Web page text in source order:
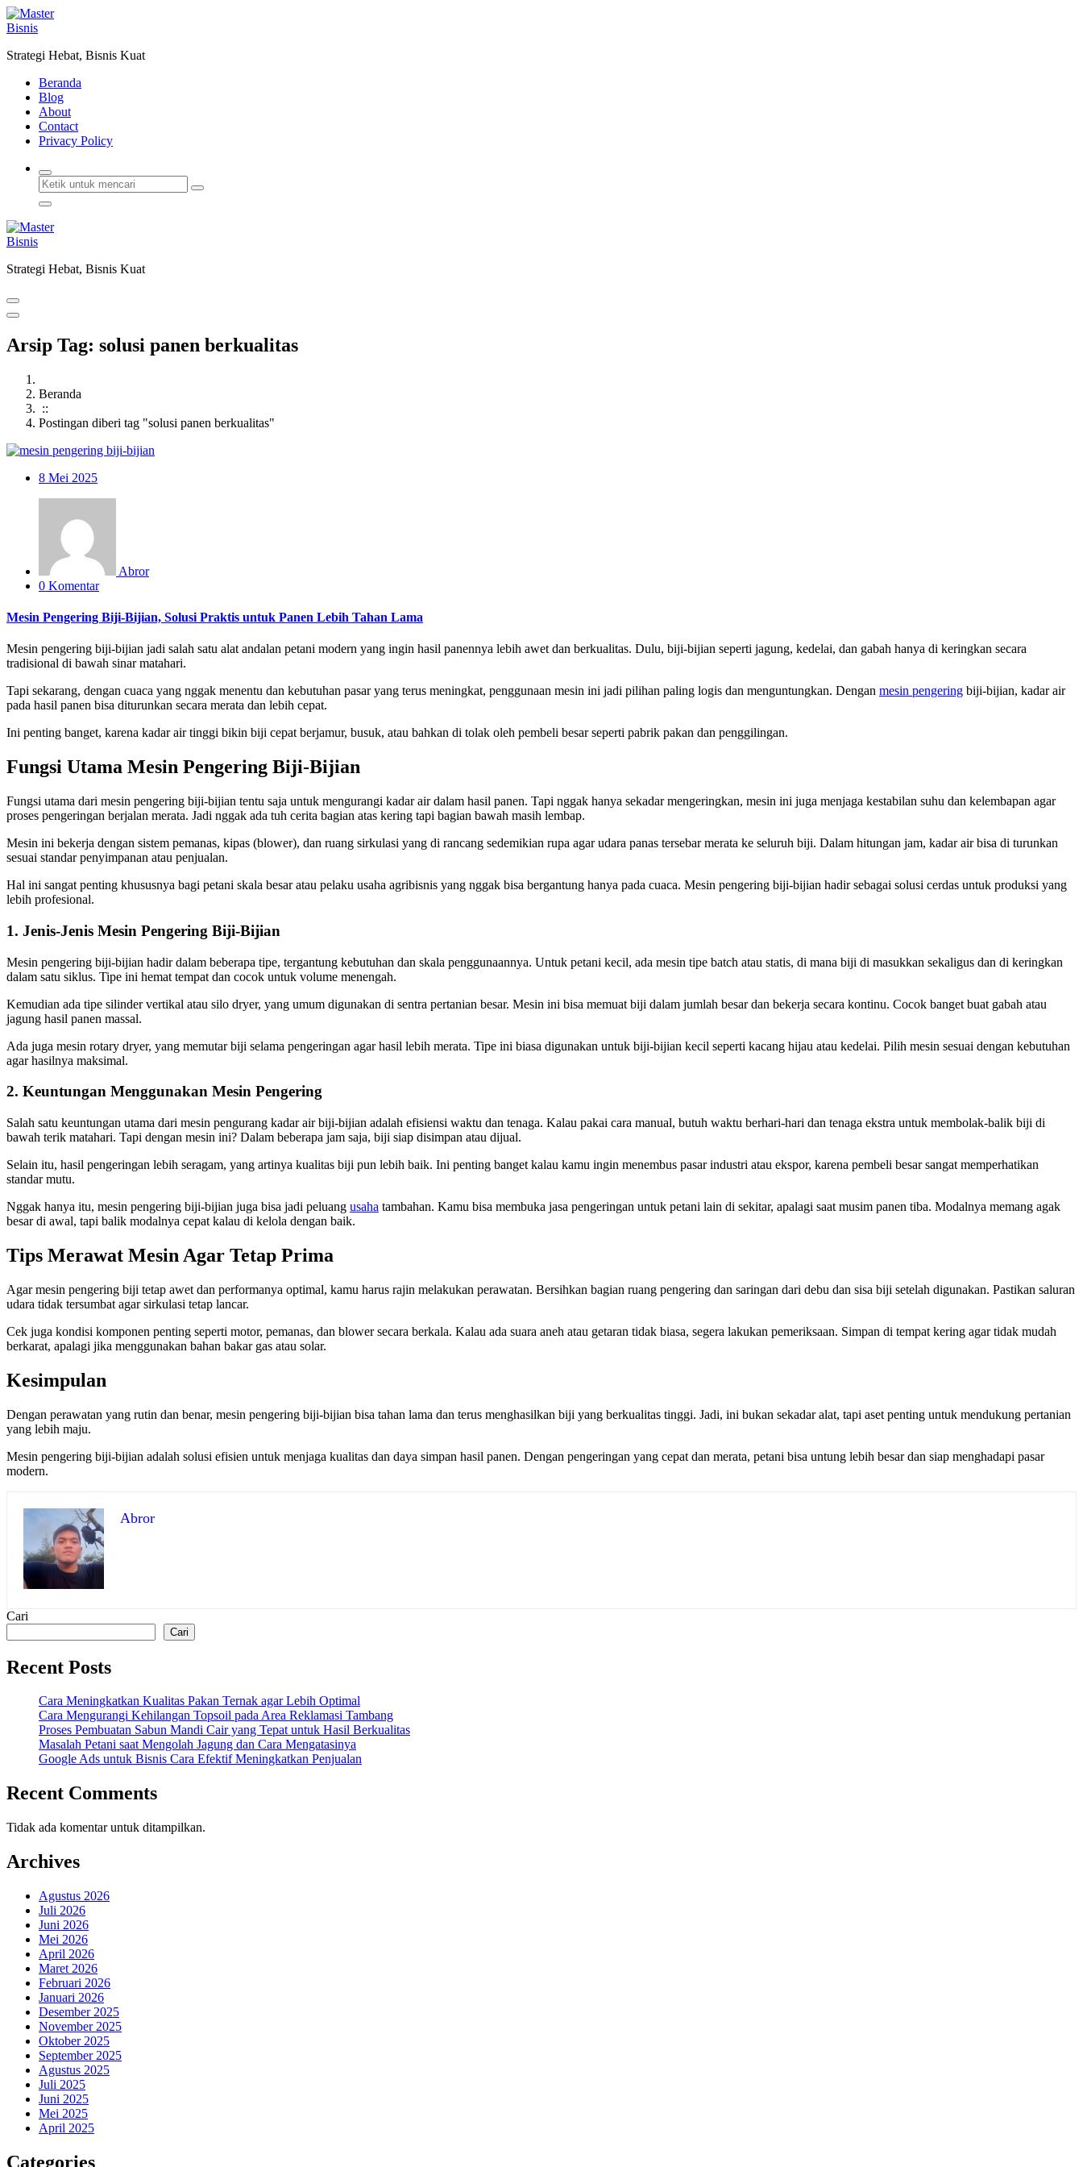
Lewati
ke
Strategi Hebat, Bisnis Kuat
Beranda
Blog
About
Contact
Privacy Policy
Strategi Hebat, Bisnis Kuat
Arsip Tag: solusi panen berkualitas
Beranda
::
Postingan diberi tag "solusi panen berkualitas"
8 Mei 2025
Abror
0 Komentar
Mesin Pengering Biji-Bijian, Solusi Praktis untuk Panen Lebih Tahan Lama
Mesin pengering biji-bijian jadi salah satu alat andalan petani modern yang ingin hasil panennya lebih awet dan berkualitas. Dulu, biji-bijian seperti jagung, kedelai, dan gabah hanya di keringkan secara
tradisional di bawah sinar matahari.
Tapi sekarang, dengan cuaca yang nggak menentu dan kebutuhan pasar yang terus meningkat, penggunaan mesin ini jadi pilihan paling logis dan menguntungkan. Dengan mesin pengering biji-bijian, kadar air
pada hasil panen bisa diturunkan secara merata dan lebih cepat.
Ini penting banget, karena kadar air tinggi bikin biji cepat berjamur, busuk, atau bahkan di tolak oleh pembeli besar seperti pabrik pakan dan penggilingan.
Fungsi Utama Mesin Pengering Biji-Bijian
Fungsi utama dari mesin pengering biji-bijian tentu saja untuk mengurangi kadar air dalam hasil panen. Tapi nggak hanya sekadar mengeringkan, mesin ini juga menjaga kestabilan suhu dan kelembapan agar
proses pengeringan berjalan merata. Jadi nggak ada tuh cerita bagian atas kering tapi bagian bawah masih lembap.
Mesin ini bekerja dengan sistem pemanas, kipas (blower), dan ruang sirkulasi yang di rancang sedemikian rupa agar udara panas tersebar merata ke seluruh biji. Dalam hitungan jam, kadar air bisa di turunkan
sesuai standar penyimpanan atau penjualan.
Hal ini sangat penting khususnya bagi petani skala besar atau pelaku usaha agribisnis yang nggak bisa bergantung hanya pada cuaca. Mesin pengering biji-bijian hadir sebagai solusi cerdas untuk produksi yang
lebih profesional.
1. Jenis-Jenis Mesin Pengering Biji-Bijian
Mesin pengering biji-bijian hadir dalam beberapa tipe, tergantung kebutuhan dan skala penggunaannya. Untuk petani kecil, ada mesin tipe batch atau statis, di mana biji di masukkan sekaligus dan di keringkan
dalam satu siklus. Tipe ini hemat tempat dan cocok untuk volume menengah.
Kemudian ada tipe silinder vertikal atau silo dryer, yang umum digunakan di sentra pertanian besar. Mesin ini bisa memuat biji dalam jumlah besar dan bekerja secara kontinu. Cocok banget buat gabah atau
jagung hasil panen massal.
Ada juga mesin rotary dryer, yang memutar biji selama pengeringan agar hasil lebih merata. Tipe ini biasa digunakan untuk biji-bijian kecil seperti kacang hijau atau kedelai. Pilih mesin sesuai dengan kebutuhan
agar hasilnya maksimal.
2. Keuntungan Menggunakan Mesin Pengering
Salah satu keuntungan utama dari mesin pengurang kadar air biji-bijian adalah efisiensi waktu dan tenaga. Kalau pakai cara manual, butuh waktu berhari-hari dan tenaga ekstra untuk membolak-balik biji di
bawah terik matahari. Tapi dengan mesin ini? Dalam beberapa jam saja, biji siap disimpan atau dijual.
Selain itu, hasil pengeringan lebih seragam, yang artinya kualitas biji pun lebih baik. Ini penting banget kalau kamu ingin menembus pasar industri atau ekspor, karena pembeli besar sangat memperhatikan
standar mutu.
Nggak hanya itu, mesin pengering biji-bijian juga bisa jadi peluang usaha tambahan. Kamu bisa membuka jasa pengeringan untuk petani lain di sekitar, apalagi saat musim panen tiba. Modalnya memang agak
besar di awal, tapi balik modalnya cepat kalau di kelola dengan baik.
Tips Merawat Mesin Agar Tetap Prima
Agar mesin pengering biji tetap awet dan performanya optimal, kamu harus rajin melakukan perawatan. Bersihkan bagian ruang pengering dan saringan dari debu dan sisa biji setelah digunakan. Pastikan saluran
udara tidak tersumbat agar sirkulasi tetap lancar.
Cek juga kondisi komponen penting seperti motor, pemanas, dan blower secara berkala. Kalau ada suara aneh atau getaran tidak biasa, segera lakukan pemeriksaan. Simpan di tempat kering agar tidak mudah
berkarat, apalagi jika menggunakan bahan bakar gas atau solar.
Kesimpulan
Dengan perawatan yang rutin dan benar, mesin pengering biji-bijian bisa tahan lama dan terus menghasilkan biji yang berkualitas tinggi. Jadi, ini bukan sekadar alat, tapi aset penting untuk mendukung pertanian
yang lebih maju.
Mesin pengering biji-bijian adalah solusi efisien untuk menjaga kualitas dan daya simpan hasil panen. Dengan pengeringan yang cepat dan merata, petani bisa untung lebih besar dan siap menghadapi pasar
modern.
Abror
Cari
Cari
Recent Posts
Cara Meningkatkan Kualitas Pakan Ternak agar Lebih Optimal
Cara Mengurangi Kehilangan Topsoil pada Area Reklamasi Tambang
Proses Pembuatan Sabun Mandi Cair yang Tepat untuk Hasil Berkualitas
Masalah Petani saat Mengolah Jagung dan Cara Mengatasinya
Google Ads untuk Bisnis Cara Efektif Meningkatkan Penjualan
Recent Comments
Tidak ada komentar untuk ditampilkan.
Archives
Agustus 2026
Juli 2026
Juni 2026
Mei 2026
April 2026
Maret 2026
Februari 2026
Januari 2026
Desember 2025
November 2025
Oktober 2025
September 2025
Agustus 2025
Juli 2025
Juni 2025
Mei 2025
April 2025
Categories